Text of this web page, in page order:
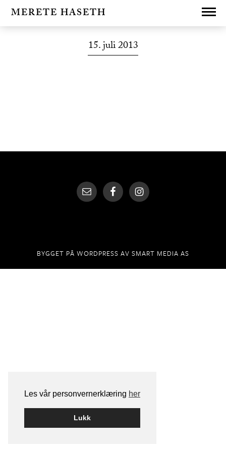
Les vår personvernerklæring her
Lukk
MERETE HASETH
15. juli 2013
BYGGET PÅ WORDPRESS AV SMART MEDIA AS